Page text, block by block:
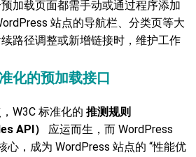
预加载页面都需手动或通过程序添加
站点的导航栏、分类页等大
路径调整或新增链接时，维护工作
化的预加载接口
W3C 标准化的 推测规则
API）
应运而生，而 WordPress
心，成为 WordPress 站点的 “性能优